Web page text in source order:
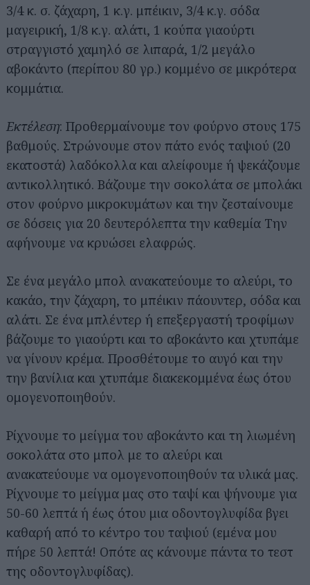
3/4 κ. σ. ζάχαρη, 1 κ.γ. μπέικιν, 3/4 κ.γ. σόδα
μαγειρική, 1/8 κ.γ. αλάτι, 1 κούπα γιαούρτι
στραγγιστό χαμηλό σε λιπαρά, 1/2 μεγάλο
αβοκάντο (περίπου 80 γρ.) κομμένο σε μικρότερα
κομμάτια.
Εκτέλεση: Προθερμαίνουμε τον φούρνο στους 175
βαθμούς. Στρώνουμε στον πάτο ενός ταψιού (20
εκατοστά) λαδόκολλα και αλείφουμε ή ψεκάζουμε
αντικολλητικό. Βάζουμε την σοκολάτα σε μπολάκι
στον φούρνο μικροκυμάτων και την ζεσταίνουμε
σε δόσεις για 20 δευτερόλεπτα την καθεμία Την
αφήνουμε να κρυώσει ελαφρώς.
Σε ένα μεγάλο μπολ ανακατεύουμε το αλεύρι, το
κακάο, την ζάχαρη, το μπέικιν πάουντερ, σόδα και
αλάτι. Σε ένα μπλέντερ ή επεξεργαστή τροφίμων
βάζουμε το γιαούρτι και το αβοκάντο και χτυπάμε
να γίνουν κρέμα. Προσθέτουμε το αυγό και την
την βανίλια και χτυπάμε διακεκομμένα έως ότου
ομογενοποιηθούν.
Ρίχνουμε το μείγμα του αβοκάντο και τη λιωμένη
σοκολάτα στο μπολ με το αλεύρι και
ανακατεύουμε να ομογενοποιηθούν τα υλικά μας.
Ρίχνουμε το μείγμα μας στο ταψί και ψήνουμε για
50-60 λεπτά ή έως ότου μια οδοντογλυφίδα βγει
καθαρή από το κέντρο του ταψιού (εμένα μου
πήρε 50 λεπτά! Οπότε ας κάνουμε πάντα το τεστ
της οδοντογλυφίδας).